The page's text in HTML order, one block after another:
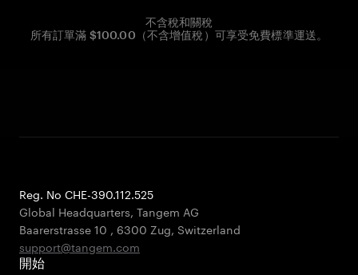
不含稅和關稅
所有訂單滿 $100.00（不含增值稅）可享受免費標準運送。
Reg. No CHE-390.112.525
Global Headquarters, Tangem AG
Baarerstrasse 10 , 6300 Zug, Switzerland
support@tangem.com
開始